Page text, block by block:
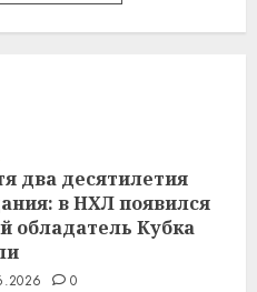
два десятилетия
в НХЛ появился
обладатель Кубка
0